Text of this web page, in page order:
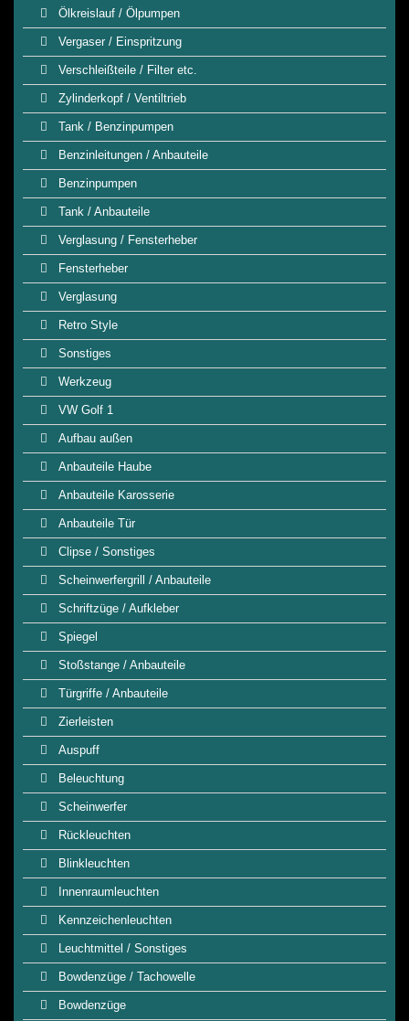
Ölkreislauf / Ölpumpen
Vergaser / Einspritzung
Verschleißteile / Filter etc.
Zylinderkopf / Ventiltrieb
Tank / Benzinpumpen
Benzinleitungen / Anbauteile
Benzinpumpen
Tank / Anbauteile
Verglasung / Fensterheber
Fensterheber
Verglasung
Retro Style
Sonstiges
Werkzeug
VW Golf 1
Aufbau außen
Anbauteile Haube
Anbauteile Karosserie
Anbauteile Tür
Clipse / Sonstiges
Scheinwerfergrill / Anbauteile
Schriftzüge / Aufkleber
Spiegel
Stoßstange / Anbauteile
Türgriffe / Anbauteile
Zierleisten
Auspuff
Beleuchtung
Scheinwerfer
Rückleuchten
Blinkleuchten
Innenraumleuchten
Kennzeichenleuchten
Leuchtmittel / Sonstiges
Bowdenzüge / Tachowelle
Bowdenzüge